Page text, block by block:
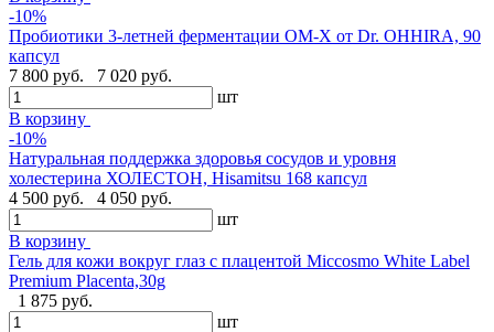
-10%
Пробиотики 3-летней ферментации OM-X от Dr. OHHIRA, 90
капсул
7 800 руб.
7 020 руб.
шт
В корзину
-10%
Натуральная поддержка здоровья сосудов и уровня
холестерина ХОЛЕСТОН, Hisamitsu 168 капсул
4 500 руб.
4 050 руб.
шт
В корзину
Гель для кожи вокруг глаз с плацентой Miccosmo White Label
Premium Placenta,30g
1 875 руб.
шт